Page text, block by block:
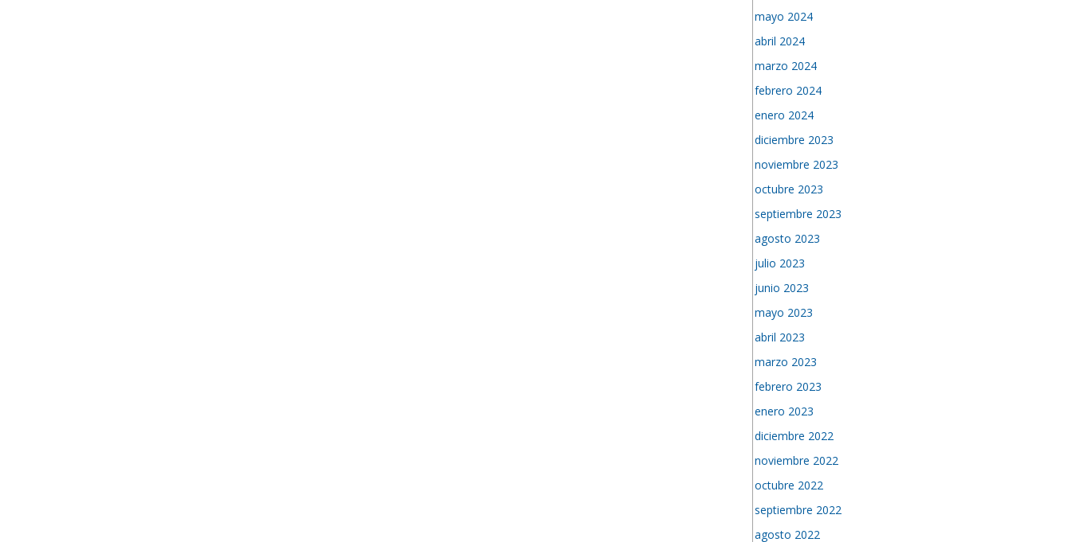
mayo 2024
abril 2024
marzo 2024
febrero 2024
enero 2024
diciembre 2023
noviembre 2023
octubre 2023
septiembre 2023
agosto 2023
julio 2023
junio 2023
mayo 2023
abril 2023
marzo 2023
febrero 2023
enero 2023
diciembre 2022
noviembre 2022
octubre 2022
septiembre 2022
agosto 2022